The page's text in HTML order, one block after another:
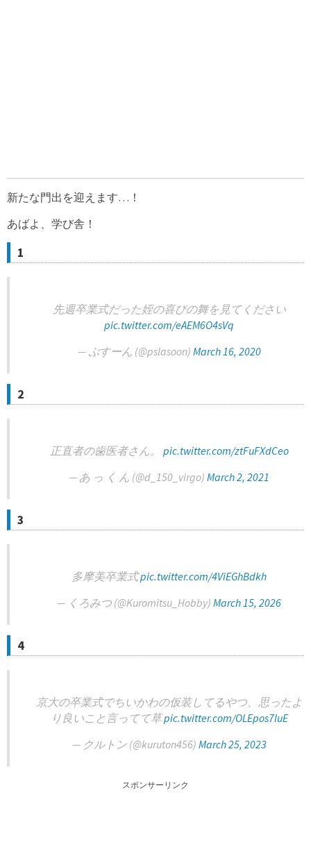
新たな門出を迎えます…！
あばよ、学び舎！
1
先週卒業式だった姪の喜びの舞を見てください
pic.twitter.com/eAEM6O4sVq
— ぷすーん (@pslasoon) March 16, 2020
2
正直者の歯医者さん。 pic.twitter.com/ztFuFXdCeo
— あ っ く ん (@d_150_virgo) March 2, 2021
3
多摩美卒業式pic.twitter.com/4ViEGhBdkh
— くろみつ (@Kuromitsu_Hobby) March 15, 2026
4
京大の卒業式でちいかわの仮装してるやつ、思ったよ
り良いこと言ってて草pic.twitter.com/OLEpos7luE
— クルトン (@kuruton456) March 25, 2023
スポンサーリンク